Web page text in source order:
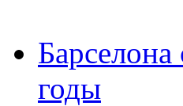
годы